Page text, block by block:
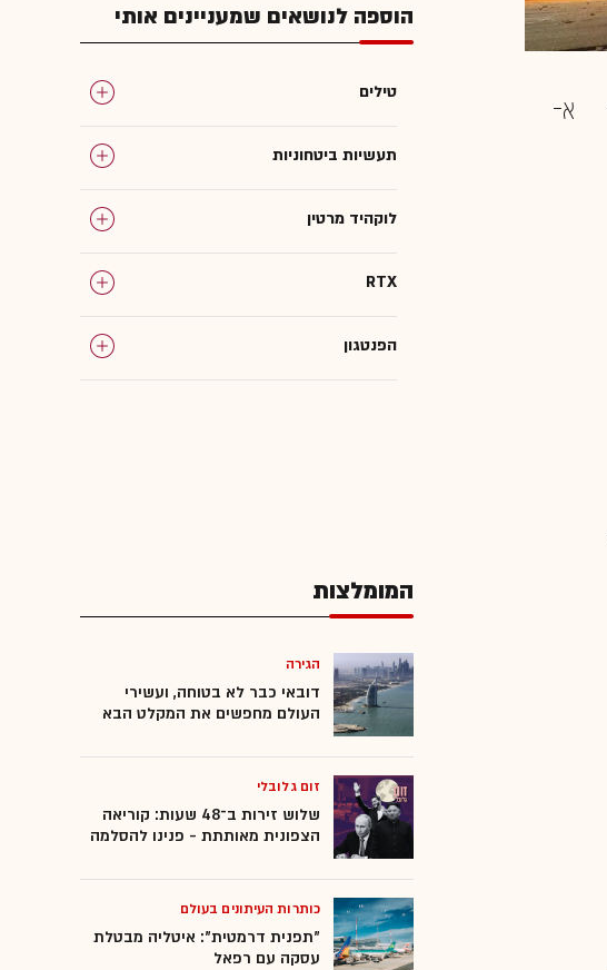
הוספה לנושאים שמעניינים אותי
טילים
תעשיות ביטחוניות
לוקהיד מרטין
RTX
הפנטגון
המומלצות
הגירה
דובאי כבר לא בטוחה, ועשירי
העולם מחפשים את המקלט הבא
זום גלובלי
שלוש זירות ב־48 שעות: קוריאה
הצפונית מאותתת - פנינו להסלמה
כותרות העיתונים בעולם
"תפנית דרמטית": איטליה מבטלת
עסקה עם רפאל